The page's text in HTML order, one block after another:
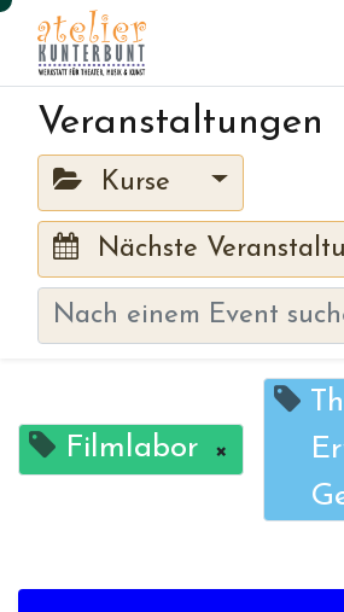
Veranstaltungen
Kurse
Nächste
Filmlabor ×